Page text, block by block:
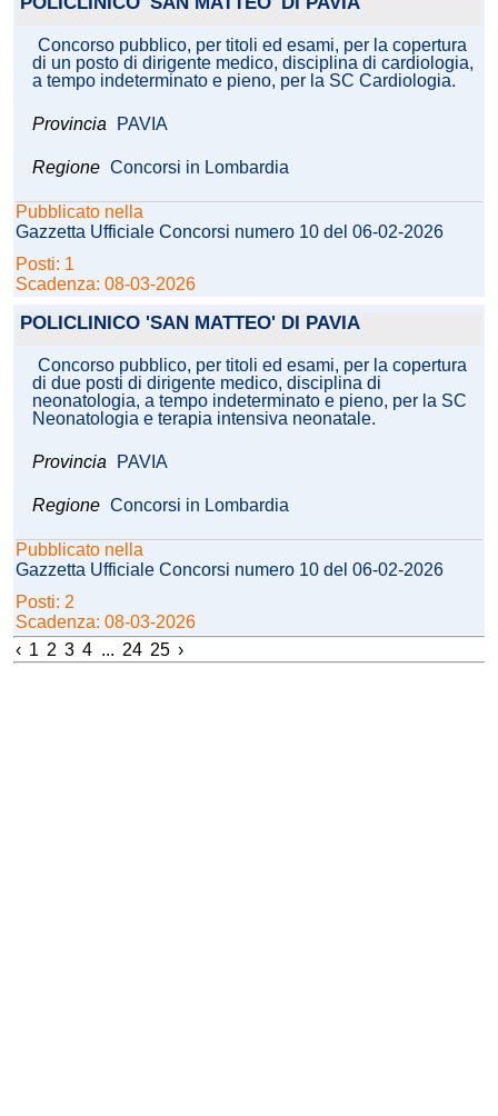
Concorso pubblico, per titoli ed esami, per la copertura
di un posto di dirigente medico, disciplina di cardiologia,
a tempo indeterminato e pieno, per la SC Cardiologia.
Provincia PAVIA
Regione Concorsi in Lombardia
Pubblicato nella
Gazzetta Ufficiale Concorsi numero 10 del 06-02-2026
Posti: 1
Scadenza: 08-03-2026
POLICLINICO 'SAN MATTEO' DI PAVIA
Concorso pubblico, per titoli ed esami, per la copertura
di due posti di dirigente medico, disciplina di
neonatologia, a tempo indeterminato e pieno, per la SC
Neonatologia e terapia intensiva neonatale.
Provincia PAVIA
Regione Concorsi in Lombardia
Pubblicato nella
Gazzetta Ufficiale Concorsi numero 10 del 06-02-2026
Posti: 2
Scadenza: 08-03-2026
‹ 1 2 3 4 ... 24 25 ›